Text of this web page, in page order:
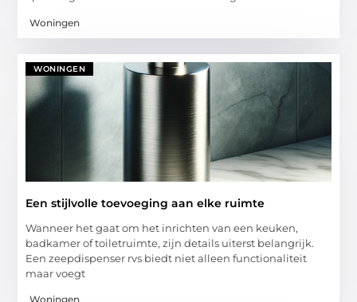
Woningen
WONINGEN
Een stijlvolle toevoeging aan elke ruimte
Wanneer het gaat om het inrichten van een keuken,
badkamer of toiletruimte, zijn details uiterst belangrijk.
Een zeepdispenser rvs biedt niet alleen functionaliteit
maar voegt
Woningen